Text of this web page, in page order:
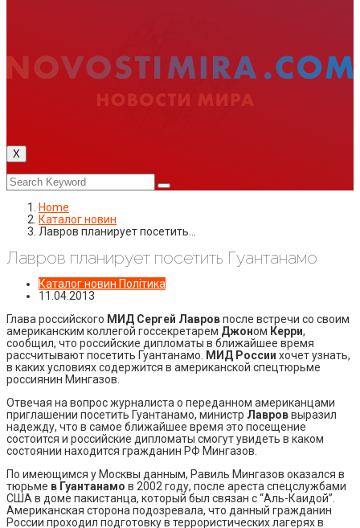
X
Home
Каталог новин
Лавров планирует посетить…
Лавров планирует посетить Гуантанамо
Каталог новин Політика
11.04.2013
Глава российского МИД Сергей Лавровпосле встречи со своим
американским коллегой госсекретарем Джоном Керри,
сообщил, что российские дипломаты в ближайшее время
рассчитывают посетить Гуантанамо. МИД России хочет узнать,
в каких условиях содержится в американской спецтюрьме
россиянин Мингазов.
Отвечая на вопрос журналиста о переданном американцами
приглашении посетить Гуантанамо, министр Лавроввыразил
надежду, что в самое ближайшее время это посещение
состоится и российские дипломаты смогут увидеть в каком
состоянии находится гражданин РФ Мингазов.
По имеющимся у Москвы данным, Равиль Мингазов оказался в
тюрьме в Гуантанамо в 2002 году, после ареста спецслужбами
США в доме пакистанца, который был связан с “Аль-Каидой”.
Американская сторона подозревала, что данный гражданин
России проходил подготовку в террористических лагерях в